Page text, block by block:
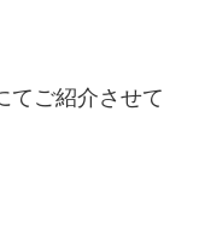
てご紹介させて